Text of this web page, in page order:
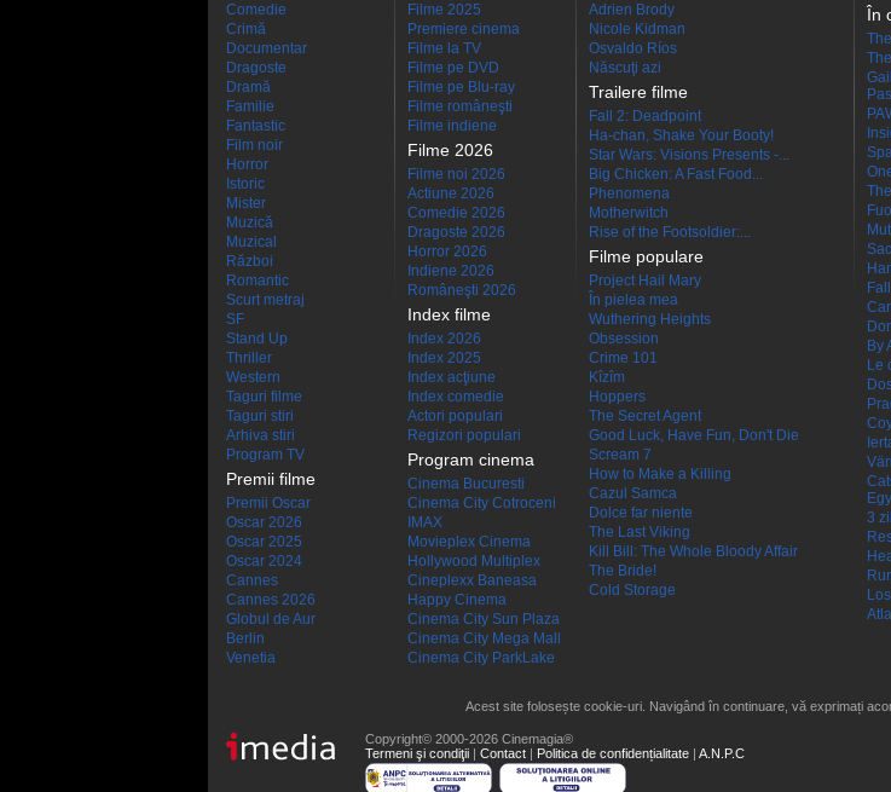
Comedie
Crimă
Documentar
Dragoste
Dramă
Familie
Fantastic
Film noir
Horror
Istoric
Mister
Muzică
Muzical
Război
Romantic
Scurt metraj
SF
Stand Up
Thriller
Western
Taguri filme
Taguri stiri
Arhiva stiri
Program TV
Premii filme
Premii Oscar
Oscar 2026
Oscar 2025
Oscar 2024
Cannes
Cannes 2026
Globul de Aur
Berlin
Venetia
Filme 2025
Premiere cinema
Filme la TV
Filme pe DVD
Filme pe Blu-ray
Filme româneşti
Filme indiene
Filme 2026
Filme noi 2026
Actiune 2026
Comedie 2026
Dragoste 2026
Horror 2026
Indiene 2026
Româneşti 2026
Index filme
Index 2026
Index 2025
Index acţiune
Index comedie
Actori populari
Regizori populari
Program cinema
Cinema Bucuresti
Cinema City Cotroceni
IMAX
Movieplex Cinema
Hollywood Multiplex
Cineplexx Baneasa
Happy Cinema
Cinema City Sun Plaza
Cinema City Mega Mall
Cinema City ParkLake
Adrien Brody
Nicole Kidman
Osvaldo Ríos
Născuţi azi
Trailere filme
Fall 2: Deadpoint
Ha-chan, Shake Your Booty!
Star Wars: Visions Presents -...
Big Chicken: A Fast Food...
Phenomena
Motherwitch
Rise of the Footsoldier:...
Filme populare
Project Hail Mary
În pielea mea
Wuthering Heights
Obsession
Crime 101
Kîzîm
Hoppers
The Secret Agent
Good Luck, Have Fun, Don't Die
Scream 7
How to Make a Killing
Cazul Samca
Dolce far niente
The Last Viking
Kill Bill: The Whole Bloody Affair
The Bride!
Cold Storage
În
By
Le
3
Acest site folosește cookie-uri. Navigând în continuare, vă exprimați
Copyright© 2000-2026 Cinemagia®
Termeni şi condiţii | Contact | Politica de confidențialitate | A.N.P.C